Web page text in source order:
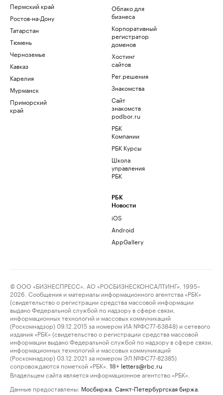
Пермский край
Ростов-на-Дону
Татарстан
Тюмень
Черноземье
Кавказ
Карелия
Мурманск
Приморский
край
Облако для
бизнеса
Корпоративный
регистратор
доменов
Хостинг
сайтов
Рег.решения
Знакомства
Сайт
знакомств
podbor.ru
РБК
Компании
РБК Курсы
Школа
управления
РБК
РБК
Новости
iOS
Android
AppGallery
© ООО «БИЗНЕСПРЕСС», АО «РОСБИЗНЕСКОНСАЛТИНГ», 1995–
2026. Сообщения и материалы информационного агентства «РБК»
(свидетельство о регистрации средства массовой информации
выдано Федеральной службой по надзору в сфере связи,
информационных технологий и массовых коммуникаций
(Роскомнадзор) 09.12.2015 за номером ИА №ФС77-63848) и сетевого
издания «РБК» (свидетельство о регистрации средства массовой
информации выдано Федеральной службой по надзору в сфере связи,
информационных технологий и массовых коммуникаций
(Роскомнадзор) 03.12.2021 за номером ЭЛ №ФС77-82385)
сопровождаются пометкой «РБК».
18+ letters@rbc.ru
Владельцем сайта является информационное агентство «РБК».
Данные предоставлены: Мосбиржа Санкт-Петербургская биржа